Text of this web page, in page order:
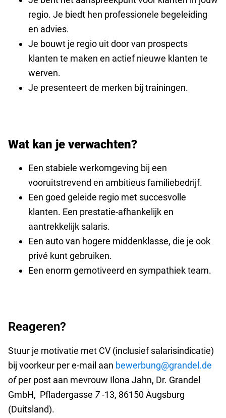
regio. Je biedt hen professionele begeleiding
en advies.
Je bouwt je regio uit door van prospects
klanten te maken en actief nieuwe klanten te
werven.
Je presenteert de merken bij trainingen.
Wat kan je verwachten?
Een stabiele werkomgeving bij een
vooruitstrevend en ambitieus familiebedrijf.
Een goed geleide regio met succesvolle
klanten. Een prestatie-afhankelijk en
aantrekkelijk salaris.
Een auto van hogere middenklasse, die je ook
privé kunt gebruiken.
Een enorm gemotiveerd en sympathiek team.
Reageren?
Stuur je motivatie met CV (inclusief salarisindicatie)
bij voorkeur per e-mail aan bewerbung@grandel.de
ofper post aan mevrouw Ilona Jahn, Dr. Grandel
GmbH, Pfladergasse 7-13, 86150 Augsburg
(Duitsland).